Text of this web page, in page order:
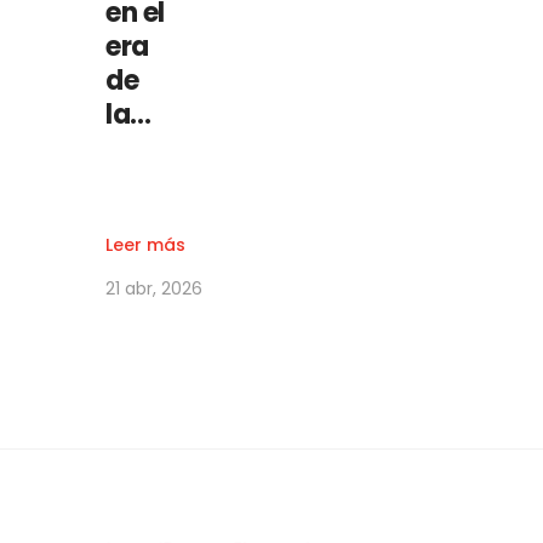
en el
era
de
la…
Leer más
21 abr, 2026